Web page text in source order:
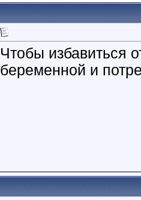
Чтобы избавиться
беременной и